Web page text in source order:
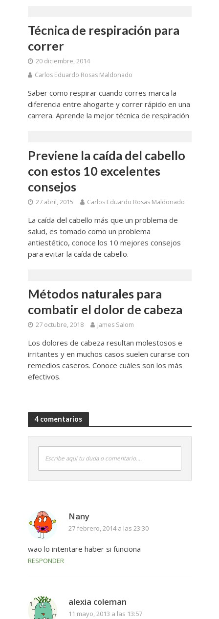
Técnica de respiración para
correr
20 diciembre, 2014
Carlos Eduardo Rosas Maldonado
Saber como respirar cuando corres marca la
diferencia entre ahogarte y correr rápido en una
carrera. Aprende la mejor técnica de respiración
Previene la caída del cabello
con estos 10 excelentes
consejos
27 abril, 2015 Carlos Eduardo Rosas Maldonado
La caída del cabello más que un problema de
salud, es tomado como un problema
antiestético, conoce los 10 mejores consejos
para evitar la caída de cabello.
Métodos naturales para
combatir el dolor de cabeza
27 octubre, 2018 James Salom
Los dolores de cabeza resultan molestosos e
irritantes y en muchos casos suelen curarse con
remedios caseros. Conoce cuáles son los más
efectivos.
4 comentarios
Escribe aquí tu duda o comentario....
Nany
27 febrero, 2014 a las 23:30
wao lo intentare haber si funciona
RESPONDER
alexia coleman
11 mayo, 2013 a las 13:57